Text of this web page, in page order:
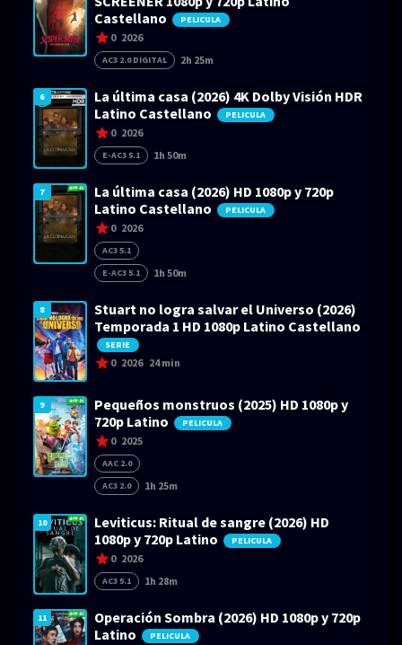
Castellano
PELICULA
0 2026
AC3 2.0 DIGITAL 2h 25m
6
La última casa (2026) 4K Dolby Visión HDR
Latino Castellano
PELICULA
0 2026
E-AC3 5.1 1h 50m
7
La última casa (2026) HD 1080p y 720p
Latino Castellano
PELICULA
0 2026
AC3 5.1
E-AC3 5.1
1h 50m
8
Stuart no logra salvar el Universo (2026)
Temporada 1 HD 1080p Latino Castellano
SERIE
0 2026 24 min
9
Pequeños monstruos (2025) HD 1080p y
720p Latino
PELICULA
0 2025
AAC 2.0
AC3 2.0
1h 25m
10
Leviticus: Ritual de sangre (2026) HD
1080p y 720p Latino
PELICULA
0 2026
AC3 5.1 1h 28m
11
Operación Sombra (2026) HD 1080p y 720p
Latino
PELICULA